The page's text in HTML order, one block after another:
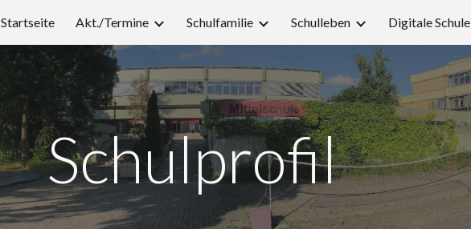
Skip to main content Skip to navigation
Startseite Akt./Termine Schulfamilie Schulleben Digitale Schule
Schulprofil